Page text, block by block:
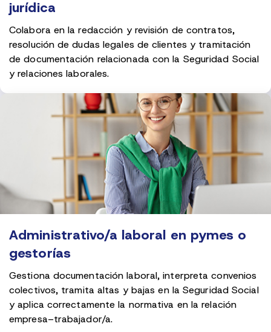
jurídica
Colabora en la redacción y revisión de contratos,
resolución de dudas legales de clientes y tramitación
de documentación relacionada con la Seguridad Social
y relaciones laborales.
Administrativo/a laboral en pymes o
gestorías
Gestiona documentación laboral, interpreta convenios
colectivos, tramita altas y bajas en la Seguridad Social
y aplica correctamente la normativa en la relación
empresa–trabajador/a.